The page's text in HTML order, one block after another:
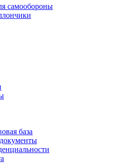
самообороны
база